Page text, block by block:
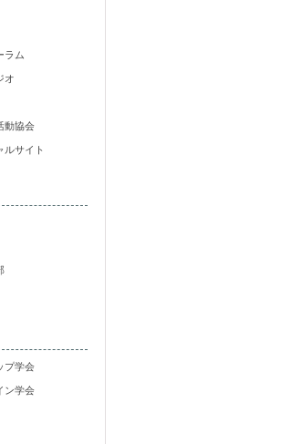
ラム
オ
動協会
ルサイト
プ学会
ン学会